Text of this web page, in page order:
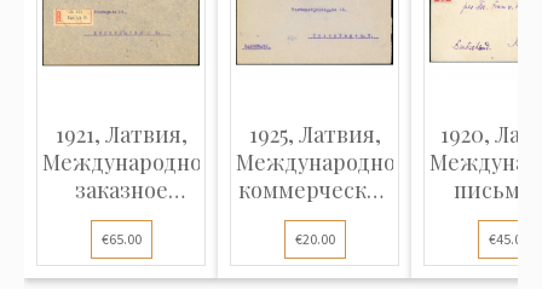
1921, Латвия,
Международное
заказное
письмо,
отправленное
из Риги в
€65.00
1925, Латвия,
Международное
коммерческое
письмо,
отправленное
из Риги в
€20.00
1920,
письмо
Риги в
€45.00